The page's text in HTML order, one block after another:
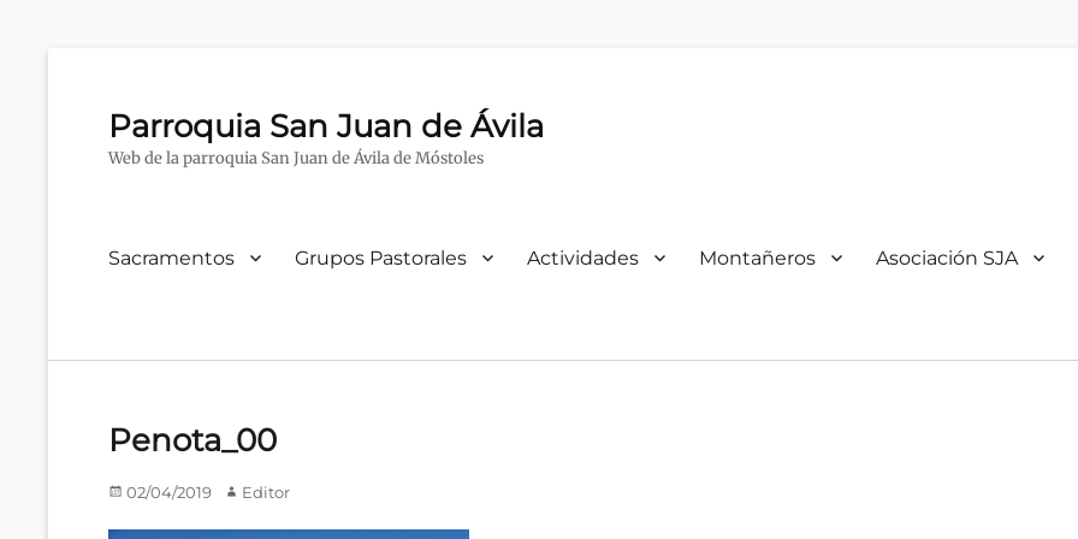
Parroquia San Juan de Ávila
Web de la parroquia San Juan de Ávila de Móstoles
Menú
Sacramentos Grupos Pastorales Actividades Montañeros Asociación SJA
Penota_00
Publicado
02/04/2019 Autor
Editor